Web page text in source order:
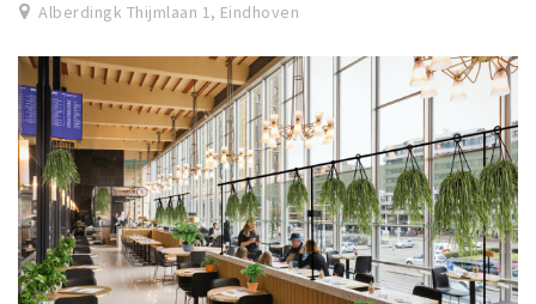
Alberdingk Thijmlaan 1, Eindhoven